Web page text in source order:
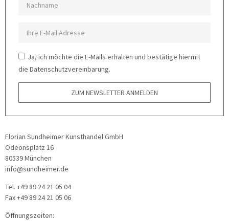
Ja, ich möchte die E-Mails erhalten und bestätige hiermit
die Datenschutzvereinbarung.
ZUM NEWSLETTER ANMELDEN
Florian Sundheimer Kunsthandel GmbH
Odeonsplatz 16
80539 München
info@sundheimer.de
Tel. +49 89 24 21 05 04
Fax +49 89 24 21 05 06
Öffnungszeiten: